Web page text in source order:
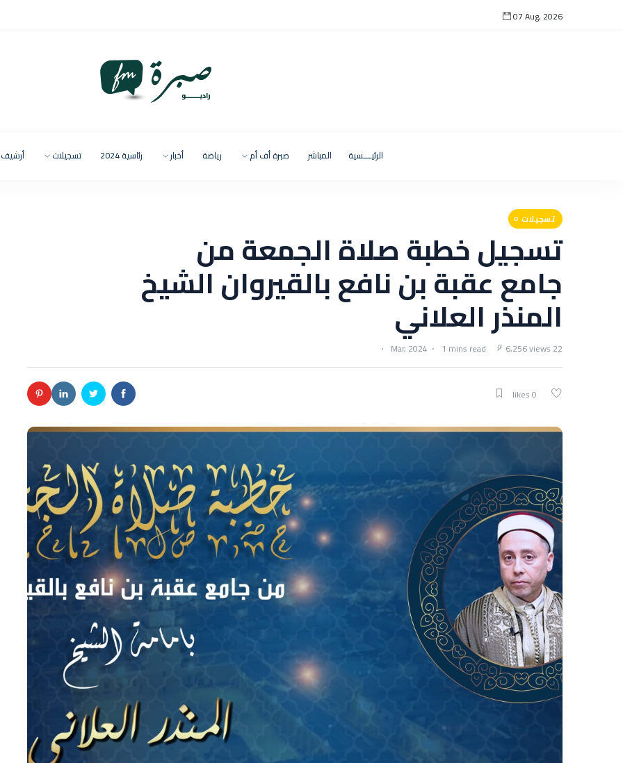
07 Aug, 2026
الرئيــــسية المباشر صبرة أف أم رياضة أخبار رئاسية 2024 تسجيلات أرشيف
تسجيلات
تسجيل خطبة صلاة الجمعة من
جامع عقبة بن نافع بالقيروان الشيخ
المنذر العلاني
22 Mar, 2024
1 mins read 6,256 views